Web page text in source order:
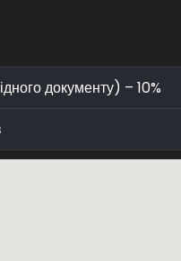
документу) – 10%